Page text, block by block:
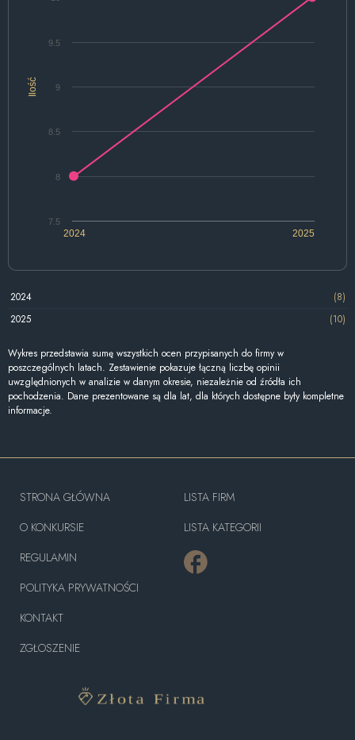
Ilość
2024 2025
7.5
8
8.5
9
9.5
2024
(8)
2025
(10)
Wykres przedstawia sumę wszystkich ocen przypisanych do firmy w
poszczególnych latach. Zestawienie pokazuje łączną liczbę opinii
uwzględnionych w analizie w danym okresie, niezależnie od źródła ich
pochodzenia. Dane prezentowane są dla lat, dla których dostępne były kompletne
informacje.
STRONA GŁÓWNA
O KONKURSIE
REGULAMIN
POLITYKA PRYWATNOŚCI
KONTAKT
ZGŁOSZENIE
LISTA FIRM
LISTA KATEGORII